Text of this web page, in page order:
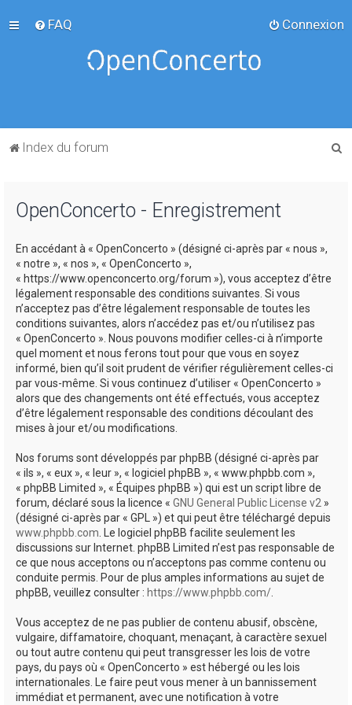
FAQ Connexion
Index du forum
OpenConcerto - Enregistrement
En accédant à « OpenConcerto » (désigné ci-après par « nous »,
« notre », « nos », « OpenConcerto »,
« https://www.openconcerto.org/forum »), vous acceptez d’être
légalement responsable des conditions suivantes. Si vous
n’acceptez pas d’être légalement responsable de toutes les
conditions suivantes, alors n’accédez pas et/ou n’utilisez pas
« OpenConcerto ». Nous pouvons modifier celles-ci à n’importe
quel moment et nous ferons tout pour que vous en soyez
informé, bien qu’il soit prudent de vérifier régulièrement celles-ci
par vous-même. Si vous continuez d’utiliser « OpenConcerto »
alors que des changements ont été effectués, vous acceptez
d’être légalement responsable des conditions découlant des
mises à jour et/ou modifications.
Nos forums sont développés par phpBB (désigné ci-après par
« ils », « eux », « leur », « logiciel phpBB », « www.phpbb.com »,
« phpBB Limited », « Équipes phpBB ») qui est un script libre de
forum, déclaré sous la licence « GNU General Public License v2 »
(désigné ci-après par « GPL ») et qui peut être téléchargé depuis
www.phpbb.com. Le logiciel phpBB facilite seulement les
discussions sur Internet. phpBB Limited n’est pas responsable de
ce que nous acceptons ou n’acceptons pas comme contenu ou
conduite permis. Pour de plus amples informations au sujet de
phpBB, veuillez consulter : https://www.phpbb.com/.
Vous acceptez de ne pas publier de contenu abusif, obscène,
vulgaire, diffamatoire, choquant, menaçant, à caractère sexuel
ou tout autre contenu qui peut transgresser les lois de votre
pays, du pays où « OpenConcerto » est hébergé ou les lois
internationales. Le faire peut vous mener à un bannissement
immédiat et permanent, avec une notification à votre